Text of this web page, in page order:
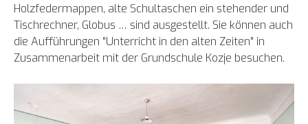
Holzfedermappen, alte Schultaschen ein stehender und
Tischrechner, Globus … sind ausgestellt. Sie können auch
die Aufführungen "Unterricht in den alten Zeiten" in
Zusammenarbeit mit der Grundschule Kozje besuchen.